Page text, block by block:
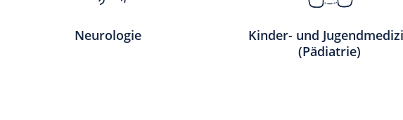
Neurologie
Kinder- und
(Pädiatrie)